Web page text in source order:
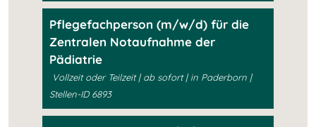
Pflegefachperson (m/w/d) für die
Zentralen Notaufnahme der
Pädiatrie
Vollzeit oder Teilzeit | ab sofort | in Paderborn |
Stellen-ID 6893